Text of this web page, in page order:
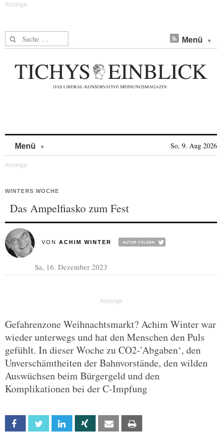
Suche nach: Menü
Menü So, 9. Aug 2026
WINTERS WOCHE
Das Ampelfiasko zum Fest
VON ACHIM WINTER
Sa, 16. Dezember 2023
Gefahrenzone Weihnachtsmarkt? Achim Winter war
wieder unterwegs und hat den Menschen den Puls
gefühlt. In dieser Woche zu CO2-'Abgaben‘, den
Unverschämtheiten der Bahnvorstände, den wilden
Auswüchsen beim Bürgergeld und den
Komplikationen bei der C-Impfung
Facebook Twitter Linkedin Xing Email